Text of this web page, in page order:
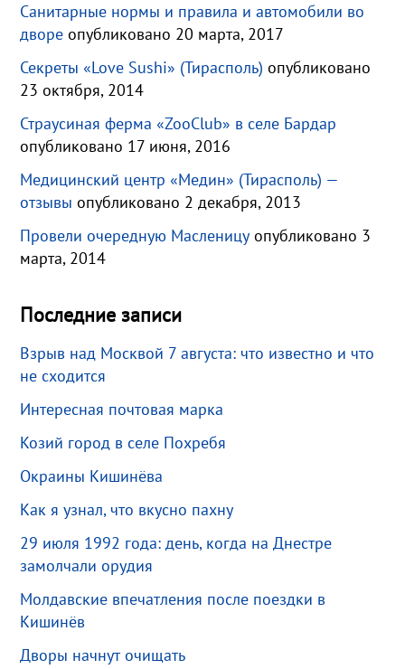
Санитарные нормы и правила и автомобили во
дворе опубликовано 20 марта, 2017
Секреты «Love Sushi» (Тирасполь) опубликовано
23 октября, 2014
Страусиная ферма «ZooClub» в селе Бардар
опубликовано 17 июня, 2016
Медицинский центр «Медин» (Тирасполь) —
отзывы опубликовано 2 декабря, 2013
Провели очередную Масленицу опубликовано 3
марта, 2014
Последние записи
Взрыв над Москвой 7 августа: что известно и что
не сходится
Интересная почтовая марка
Козий город в селе Похребя
Окраины Кишинёва
Как я узнал, что вкусно пахну
29 июля 1992 года: день, когда на Днестре
замолчали орудия
Молдавские впечатления после поездки в
Кишинёв
Дворы начнут очищать